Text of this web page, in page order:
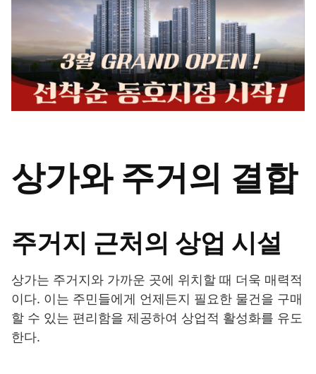
상가와 주거의 결합
주거지 근처의 상업 시설
상가는 주거지와 가까운 곳에 위치할 때 더욱 매력적
이다. 이는 주민들에게 언제든지 필요한 물건을 구매
할 수 있는 편리함을 제공하여 상업적 활성화를 유도
한다.